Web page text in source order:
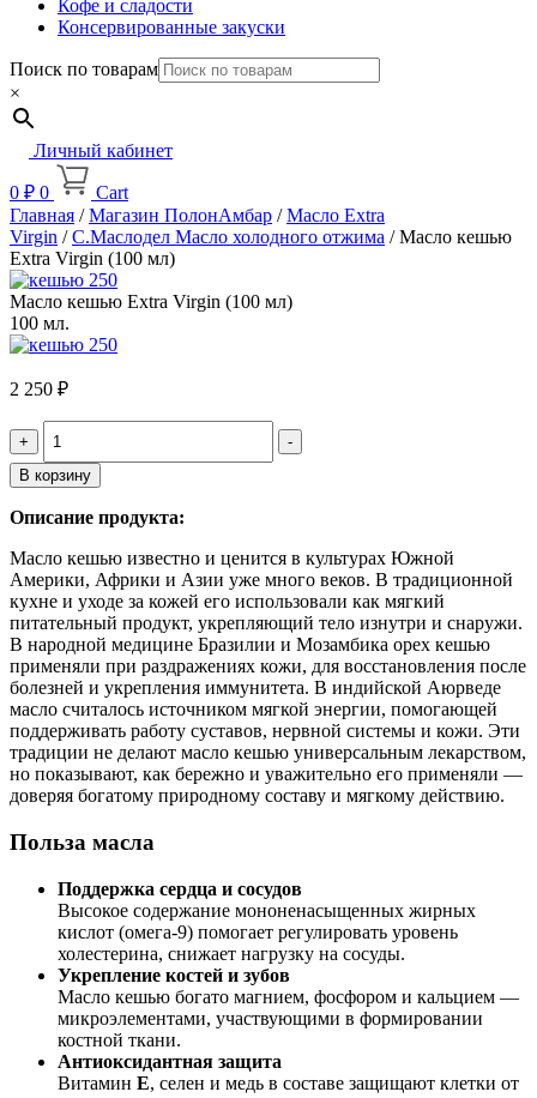
Кофе и сладости
Консервированные закуски
Поиск по товарам
×
Личный кабинет
0 ₽ 0
Cart
Главная /Магазин ПолонАмбар /Масло Extra
Virgin /С.Маслодел Масло холодного отжима / Масло кешью
Extra Virgin (100 мл)
Масло кешью Extra Virgin (100 мл)
100 мл.
2 250 ₽
Quantity
В корзину
Описание продукта:
Масло кешью известно и ценится в культурах Южной
Америки, Африки и Азии уже много веков. В традиционной
кухне и уходе за кожей его использовали как мягкий
питательный продукт, укрепляющий тело изнутри и снаружи.
В народной медицине Бразилии и Мозамбика орех кешью
применяли при раздражениях кожи, для восстановления после
болезней и укрепления иммунитета. В индийской Аюрведе
масло считалось источником мягкой энергии, помогающей
поддерживать работу суставов, нервной системы и кожи. Эти
традиции не делают масло кешью универсальным лекарством,
но показывают, как бережно и уважительно его применяли —
доверяя богатому природному составу и мягкому действию.
Польза масла
Поддержка сердца и сосудов
Высокое содержание мононенасыщенных жирных
кислот (омега-9) помогает регулировать уровень
холестерина, снижает нагрузку на сосуды.
Укрепление костей и зубов
Масло кешью богато магнием, фосфором и кальцием —
микроэлементами, участвующими в формировании
костной ткани.
Антиоксидантная защита
Витамин E, селен и медь в составе защищают клетки от